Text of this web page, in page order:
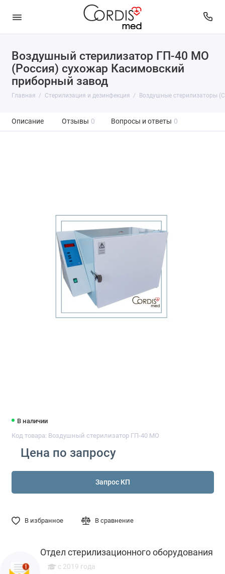
Воздушный стерилизатор ГП-40 МО
(Россия) сухожар Касимовский
приборный завод
Главная Стерилизация и дезинфекция Воздушные стерилизаторы
Описание Отзывы 0 Вопросы и ответы 0
В наличии
Код товара: Воздушный стерилизатор ГП-40 МО
Цена по запросу
Запрос КП
В избранное В сравнение
Отдел стерилизационного оборудования
c 2019 года